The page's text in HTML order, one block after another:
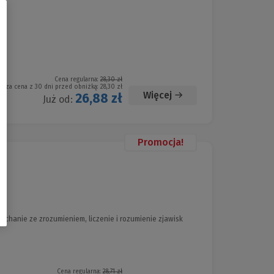
Cena regularna: 28,30 zł
cena z 30 dni przed obniżką: 28,30 zł
Już od: 26,88 zł Więcej
Promocja!
ze zrozumieniem, liczenie i rozumienie zjawisk
Cena regularna: 28,71 zł